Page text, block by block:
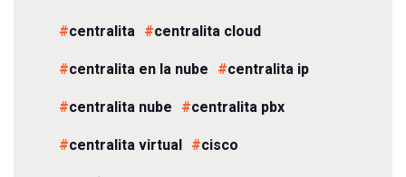
centralita
centralita cloud
centralita en la nube
centralita ip
centralita nube
centralita pbx
centralita virtual
cisco